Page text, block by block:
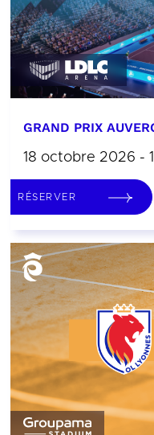
GRAND PRIX
18 octobre 2026 -
RÉSERVER